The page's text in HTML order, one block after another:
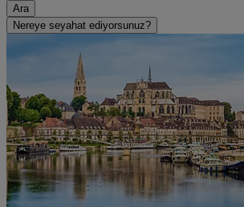
Ara
Nereye seyahat ediyorsunuz?